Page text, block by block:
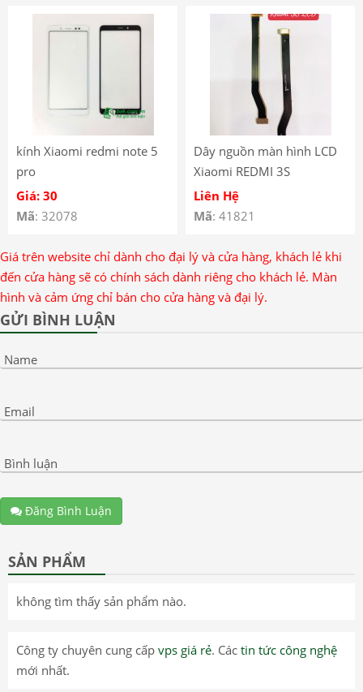
kính Xiaomi redmi note 5
pro
Giá: 30
Mã: 32078
Dây nguồn màn hình LCD
Xiaomi REDMI 3S
Liên Hệ
Mã: 41821
Giá trên website chỉ dành cho đại lý và cửa hàng, khách lẻ khi
đến cửa hàng sẽ có chính sách dành riêng cho khách lẻ. Màn
hình và cảm ứng chỉ bán cho cửa hàng và đại lý.
GỬI BÌNH LUẬN
Name
Email
Bình luận
Đăng Bình Luận
SẢN PHẨM
không tìm thấy sản phẩm nào.
Công ty chuyên cung cấp vps giá rẻ. Các tin tức công nghệ
mới nhất.